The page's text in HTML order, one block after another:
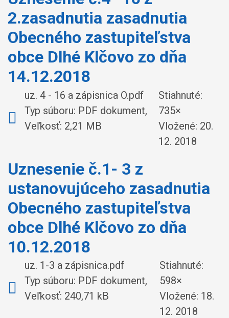
2.zasadnutia zasadnutia
Obecného zastupiteľstva
obce Dlhé Klčovo zo dňa
14.12.2018
uz. 4 - 16 a zápisnica O.pdf
Typ súboru: PDF dokument,
Veľkosť: 2,21 MB
Stiahnuté:
735×
Vložené: 20.
12. 2018
Uznesenie č.1- 3 z
ustanovujúceho zasadnutia
Obecného zastupiteľstva
obce Dlhé Klčovo zo dňa
10.12.2018
uz. 1-3 a zápisnica.pdf
Typ súboru: PDF dokument,
Veľkosť: 240,71 kB
Stiahnuté:
598×
Vložené: 18.
12. 2018